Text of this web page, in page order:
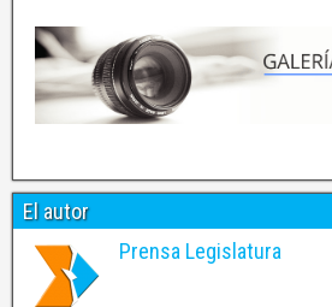
El autor
Prensa Legislatura